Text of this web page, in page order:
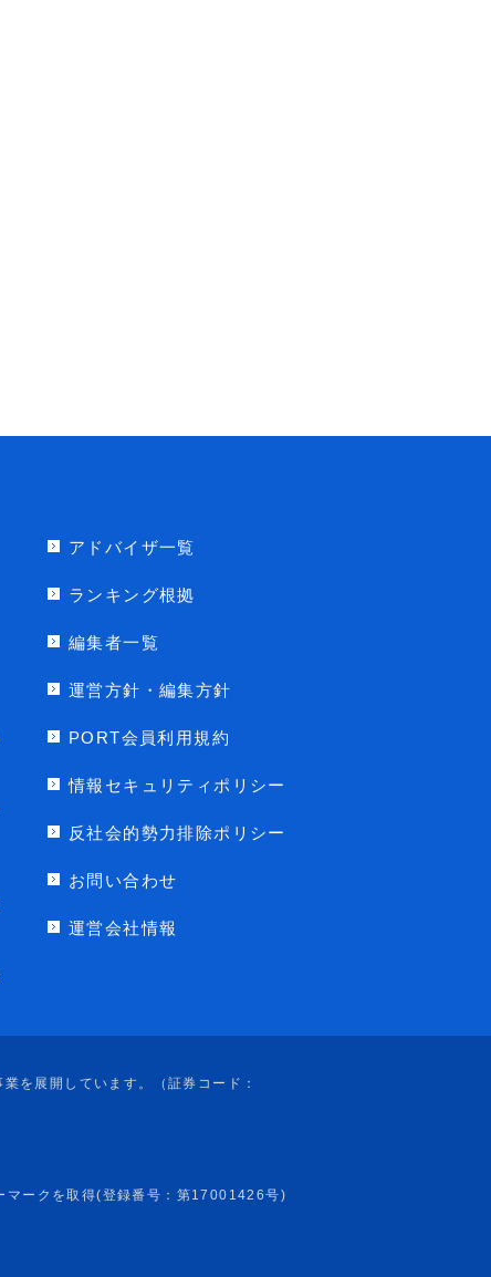
アドバイザ一覧
ランキング根拠
編集者一覧
運営方針・編集方針
PORT会員利用規約
情報セキュリティポリシー
反社会的勢力排除ポリシー
お問い合わせ
運営会社情報